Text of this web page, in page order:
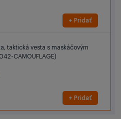
+ Pridať
taktická vesta s maskáčovým
CAMOUFLAGE)
+ Pridať